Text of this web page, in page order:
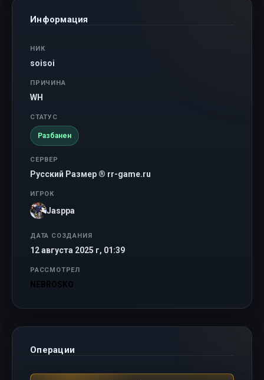
Информация
НИК
soisoi
ПРИЧИНА
WH
СТАТУС
Разбанен
СЕРВЕР
Русский Размер ® rr-game.ru
ИГРОК
Jasppa
ДАТА СОЗДАНИЯ
12 августа 2025 г, 01:39
РАССМОТРЕЛ
NEBROSKO
Операции